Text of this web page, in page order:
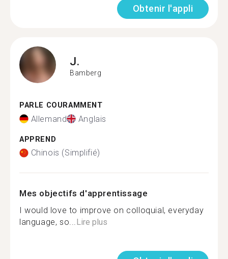
Obtenir l'appli
J.
Bamberg
PARLE COURAMMENT
Allemand Anglais
APPREND
Chinois (Simplifié)
Mes objectifs d'apprentissage
I would love to improve on colloquial, everyday
language, so...Lire plus